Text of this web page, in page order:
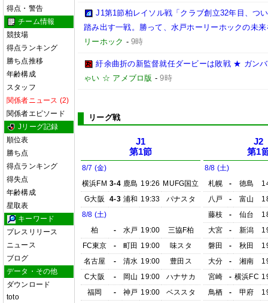
得点・警告
チーム情報
競技場
得点ランキング
勝ち点推移
年齢構成
スタッフ
関係者ニュース (2)
関係者エピソード
Jリーグ記録
順位表
勝ち点
得点ランキング
得失点
年齢構成
星取表
キーワード
プレスリリース
ニュース
ブログ
データ・その他
ダウンロード
toto
J1第1節柏レイソル戦「クラブ創立32年目、つ
踏み出す一戦。勝って、水戸ホーリーホックの未
リーホック -9時
紆余曲折の新監督就任ダービーは敗戦 ★ ガン
ゃい ☆ アメブロ版 -9時
リーグ戦
J1
第1節
8/7 (金)
横浜FM 3-4 鹿島 19:26 MUFG国立
G大阪
4-3 浦和 19:33
パナスタ
8/8 (土)
柏
- 水戸 19:00
三協F柏
FC東京
- 町田 19:00
味スタ
名古屋
- 清水 19:00
豊田ス
C大阪
- 岡山 19:00
ハナサカ
福岡
- 神戸 19:00
ベススタ
J2
第1
8/8 (土)
札幌
- 徳島
八戸
- 富山
藤枝
- 仙台
大宮
- 新潟
磐田
- 秋田
大分
- 湘南
宮崎
- 横浜FC
鳥栖
- 甲府